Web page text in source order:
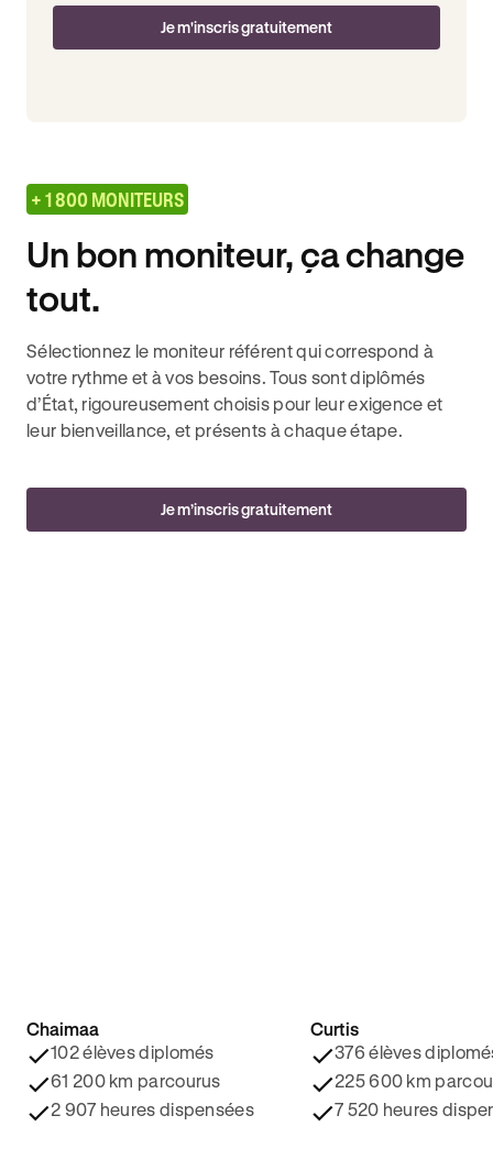
Je m'inscris gratuitement
+ 1 800 MONITEURS
Un bon moniteur, ça change
tout.
Sélectionnez le moniteur référent qui correspond à
votre rythme et à vos besoins. Tous sont diplômés
d’État, rigoureusement choisis pour leur exigence et
leur bienveillance, et présents à chaque étape.
Je m’inscris gratuitement
4.8/5 ⭐️
Chaimaa
102 élèves diplomés
61 200 km parcourus
2 907 heures dispensées
4.9/5 ⭐️
Curtis
376 élèves
225 600 km
7 520 heures